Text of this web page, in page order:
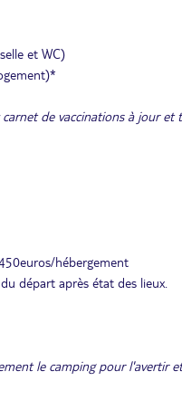
et WC)
de vaccinations à jour
hébergement
départ après état des lieux.
le camping pour l'avertir